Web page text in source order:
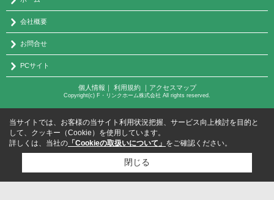
会社概要
お問合せ
PCサイト
個人情報 ｜ 利用規約｜ アクセスマップ
Copyright(c) F・リンクホーム株式会社 All rights reserved.
当サイトでは、お客様の当サイト利用状況把握、サービス向上検討を目的と
して、クッキー（Cookie）を使用しています。
詳しくは、当社の 「Cookieの取扱いについて」 をご確認ください。
閉じる